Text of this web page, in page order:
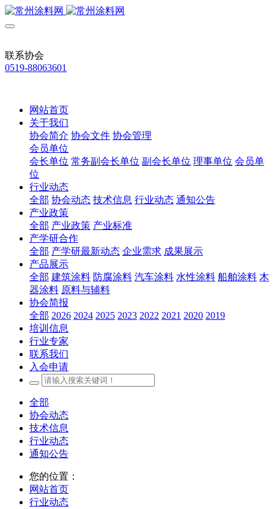
联系协会
0519-88063601
网站首页
关于我们
协会简介 协会文件 协会管理
会员单位
会长单位 常务副会长单位 副会长单位 理事单位 会员单
位
行业动态
全部 协会动态 技术信息 行业动态 通知公告
产业政策
全部 产业政策 产业标准
产学研合作
全部 产学研最新动态 企业需求 成果展示
产品展示
全部 建筑涂料 防腐涂料 汽车涂料 水性涂料 船舶涂料 木
器涂料 原料与辅料
协会简报
全部 2026 2024 2025 2023 2022 2021 2020 2019
培训信息
行业专家
联系我们
入会申请
全部
协会动态
技术信息
行业动态
通知公告
您的位置：
网站首页
行业动态